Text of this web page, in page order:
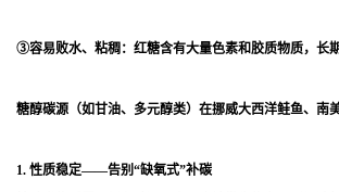
③容易败水、粘稠：红糖含有大量色素和胶质物质，长
糖醇碳源（如甘油、多元醇类）在挪威大西洋鲑鱼、南
1. 性质稳定——告别“缺氧式”补碳